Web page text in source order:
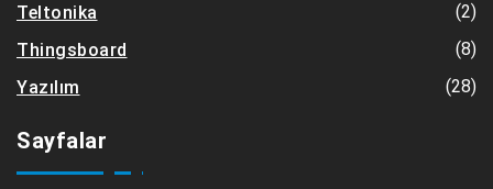
Teltonika
(2)
Thingsboard
(8)
Yazılım
(28)
Sayfalar